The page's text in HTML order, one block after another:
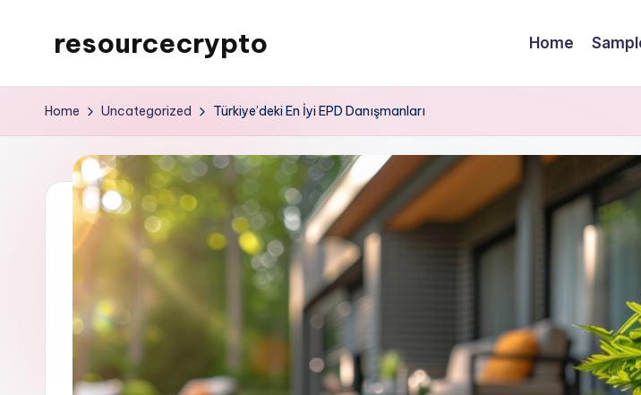
resourcecrypto
WordPress
Home
Home Uncategorized Türkiye’deki En İyi EPD Danışmanları